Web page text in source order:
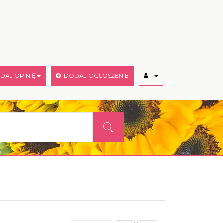
OPINIĘ DODAJ OGŁOSZENIE